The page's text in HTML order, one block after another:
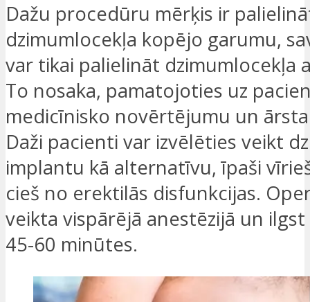
Dažu procedūru mērķis ir
dzimumlocekļa kopējo garumu,
var tikai palielināt dzimumlocekļa
To nosaka, pamatojoties uz
medicīnisko novērtējumu un
Daži pacienti var izvēlēties veikt
implantu kā alternatīvu, īpaši
cieš no erektilās disfunkcijas.
veikta vispārējā anestēzijā un
45-60 minūtes.